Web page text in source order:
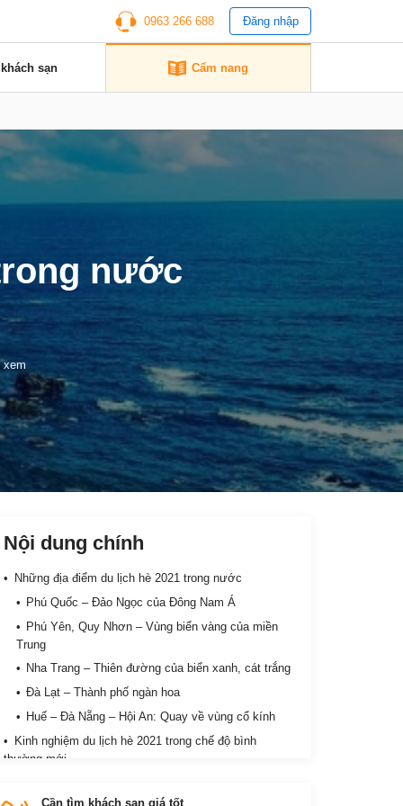
0963 266 688 Đăng nhập
khách sạn Cẩm nang
nước
Nội dung chính
Những địa điểm du lịch hè 2021 trong nước
Phú Quốc – Đảo Ngọc của Đông Nam Á
Phú Yên, Quy Nhơn – Vùng biển vàng của miền
Trung
Nha Trang – Thiên đường của biển xanh, cát trắng
Đà Lạt – Thành phố ngàn hoa
Huế – Đà Nẵng – Hội An: Quay về vùng cổ kính
Kinh nghiệm du lịch hè 2021 trong chế độ bình
thường mới
Cần tìm khách sạn giá tốt